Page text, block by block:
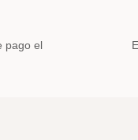
pago el